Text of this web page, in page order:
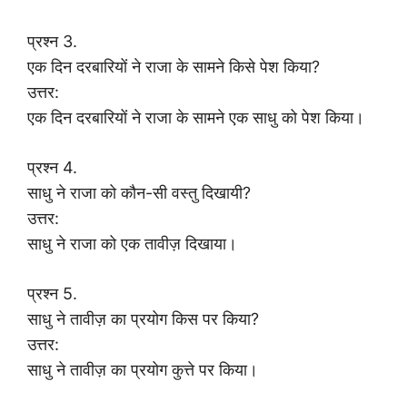
प्रश्न 3.
एक दिन दरबारियों ने राजा के सामने किसे पेश किया?
उत्तर:
एक दिन दरबारियों ने राजा के सामने एक साधु को पेश किया।
प्रश्न 4.
साधु ने राजा को कौन-सी वस्तु दिखायी?
उत्तर:
साधु ने राजा को एक तावीज़ दिखाया।
प्रश्न 5.
साधु ने तावीज़ का प्रयोग किस पर किया?
उत्तर:
साधु ने तावीज़ का प्रयोग कुत्ते पर किया।